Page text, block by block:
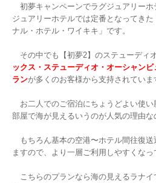
初夢キャンペーンでラグジュアリーホ
ジュアリーホテルでは定番となってき
ナル・ホテル・ワイキキ」です。
その中でも【初夢2】のステューディ
ックス・ステューディオ・オーシャン
ランが多くのお客様から支持されていま
お二人でのご宿泊にちょうどよい使い
部屋で海が見えるいうのが人気の理由な
もちろん基本の空港〜ホテル間往復送
ますので、より一層ご利用しやすくなっ
こちらのプランなら海の見えるラナイ